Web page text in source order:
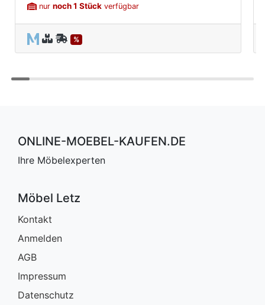
nur noch 1 Stück verfügbar
%
ONLINE-MOEBEL-KAUFEN.DE
Ihre Möbelexperten
Möbel Letz
Kontakt
Anmelden
AGB
Impressum
Datenschutz